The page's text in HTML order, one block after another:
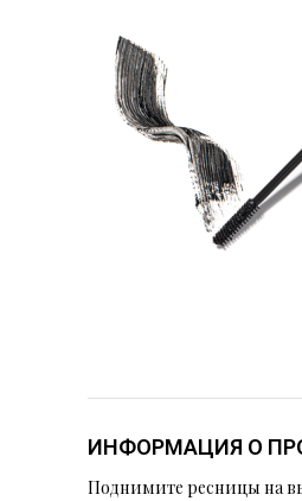
ИНФОРМАЦИЯ О
Поднимите ресницы на